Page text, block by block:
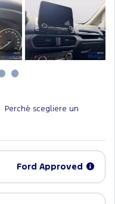
Perchè scegliere un
Ford Approved